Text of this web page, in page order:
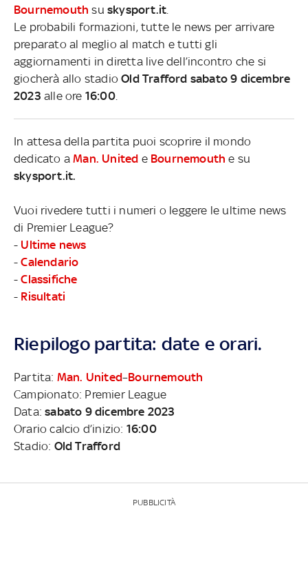
Bournemouth suskysport.it
Le probabili formazioni, tutte le news per arrivare
preparato al meglio al match e tutti gli
aggiornamenti in diretta live dell’incontro che si
giocherà allo stadioOld Trafford sabato 9 dicembre
2023 alle ore 16:00.
In attesa della partita puoi scoprire il mondo
dedicato aMan. United e Bournemouth e su
skysport.it.
Vuoi rivedere tutti i numeri o leggere le ultime news
di Premier League?
- Ultime news
-Calendario
-Classifiche
- Risultati
Riepilogo partita: date e orari.
Partita: Man. United–Bournemouth
Campionato: Premier League
Data:sabato 9 dicembre 2023
Orario calcio d’inizio: 16:00
Stadio: Old Trafford
PUBBLICITÀ